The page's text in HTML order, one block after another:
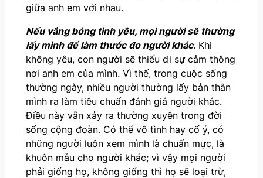
giữa anh em với nhau.
Nếu vắng bóng tình yêu,mọi người sẽ thường
lấy mình để làm thước đo người khác. Khi
không yêu, con người sẽ thiếu đi sự cảm thông
nơi anh em của mình. Vì thế, trong cuộc sống
thường ngày, nhiều người thường lấy bản thân
mình ra làm tiêu chuẩn đánh giá người khác.
Điều này vẫn xảy ra thường xuyên trong đời
sống cộng đoàn. Có thể vô tình hay cố ý, có
những người luôn xem mình là chuẩn mực, là
khuôn mẫu cho người khác; vì vậy mọi người
phải giống họ, không giống thì họ sẽ loại trừ,